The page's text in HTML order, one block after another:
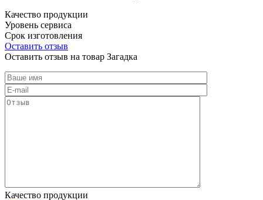
Качество продукции
Уровень сервиса
Срок изготовления
Оставить отзыв
Оставить отзыв на товар Загадка
Качество продукции